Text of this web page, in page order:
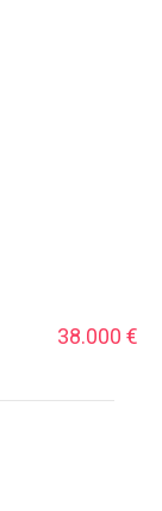
38.000 €